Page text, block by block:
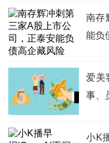
南存
能负
爱美
事、
小K